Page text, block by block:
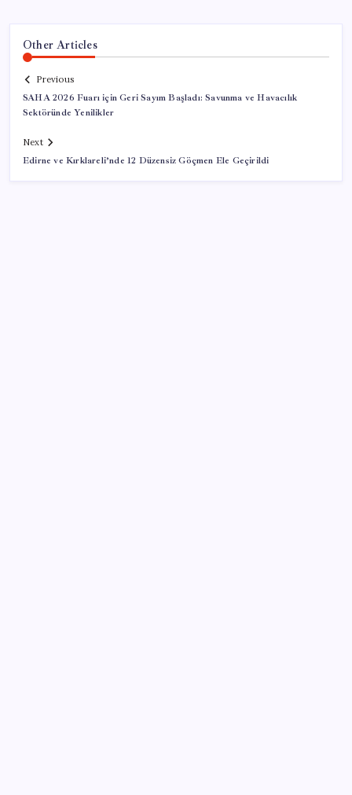
Other Articles
Previous
SAHA 2026 Fuarı için Geri Sayım Başladı: Savunma ve Havacılık
Sektöründe Yenilikler
Next
Edirne ve Kırklareli’nde 12 Düzensiz Göçmen Ele Geçirildi